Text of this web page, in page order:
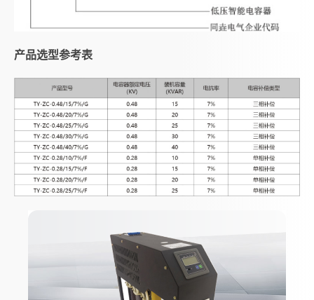
产品选型参考表